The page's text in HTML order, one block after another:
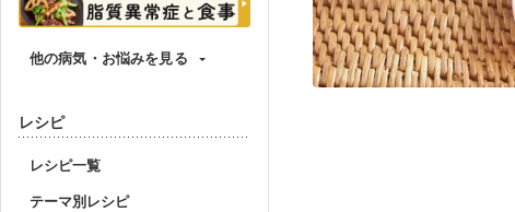
他の病気・お悩みを見る
レシピ
レシピ一覧
テーマ別レシピ